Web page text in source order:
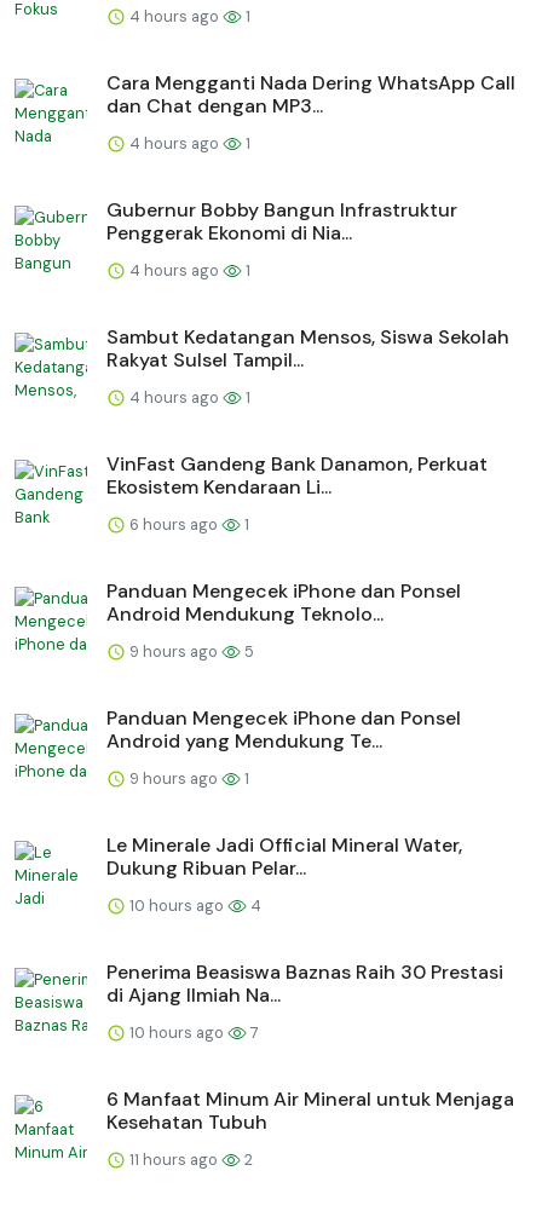
4 hours ago 1
Cara Mengganti Nada Dering WhatsApp Call
dan Chat dengan MP3...
4 hours ago 1
Gubernur Bobby Bangun Infrastruktur
Penggerak Ekonomi di Nia...
4 hours ago 1
Sambut Kedatangan Mensos, Siswa Sekolah
Rakyat Sulsel Tampil...
4 hours ago 1
VinFast Gandeng Bank Danamon, Perkuat
Ekosistem Kendaraan Li...
6 hours ago 1
Panduan Mengecek iPhone dan Ponsel
Android Mendukung Teknolo...
9 hours ago 5
Panduan Mengecek iPhone dan Ponsel
Android yang Mendukung Te...
9 hours ago 1
Le Minerale Jadi Official Mineral Water,
Dukung Ribuan Pelar...
10 hours ago 4
Penerima Beasiswa Baznas Raih 30 Prestasi
di Ajang Ilmiah Na...
10 hours ago 7
6 Manfaat Minum Air Mineral untuk Menjaga
Kesehatan Tubuh
11 hours ago 2